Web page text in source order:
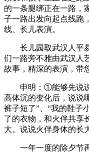
的一条腿绑正在一路，
子一路出发向起点线跑
线、长儿表演。
长儿园取武汉人平易
们一路旁不雅由武汉人
故事，精深的表演，带
申明：①能够先说说
高体沉的变化后，说说
裤子短了”、“我的鞋子
了的衣物，和火伴共享
大。说说火伴身体的长
一年一度的除夕节再